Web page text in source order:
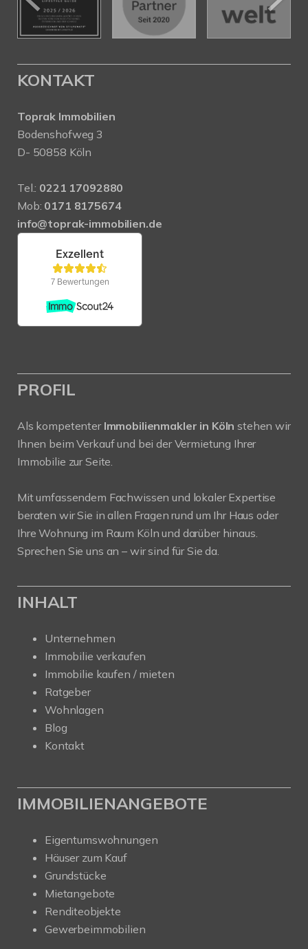
KONTAKT
Toprak Immobilien
Bodenshofweg 3
D- 50858 Köln
Tel.: 0221 17092880
Mob: 0171 8175674
info@toprak-immobilien.de
PROFIL
Als kompetenter Immobilienmakler in Köln stehen wir
Ihnen beim Verkauf und bei der Vermietung Ihrer
Immobilie zur Seite.
Mit umfassendem Fachwissen und lokaler Expertise
beraten wir Sie in allen Fragen rund um Ihr Haus oder
Ihre Wohnung im Raum Köln und darüber hinaus.
Sprechen Sie uns an – wir sind für Sie da.
INHALT
Unternehmen
Immobilie verkaufen
Immobilie kaufen / mieten
Ratgeber
Wohnlagen
Blog
Kontakt
IMMOBILIENANGEBOTE
Eigentumswohnungen
Häuser zum Kauf
Grundstücke
Mietangebote
Renditeobjekte
Gewerbeimmobilien